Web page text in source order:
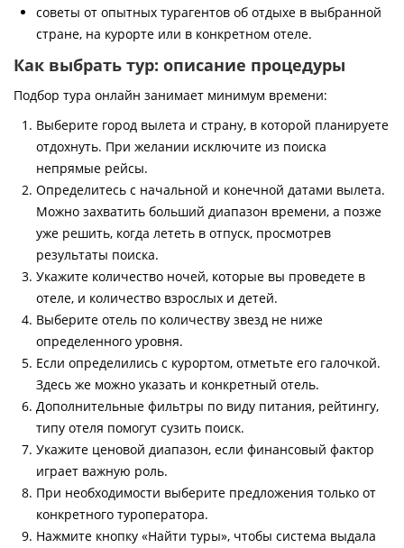
советы от опытных турагентов об отдыхе в выбранной
стране, на курорте или в конкретном отеле.
Как выбрать тур: описание процедуры
Подбор тура онлайн занимает минимум времени:
Выберите город вылета и страну, в которой планируете
отдохнуть. При желании исключите из поиска
непрямые рейсы.
Определитесь с начальной и конечной датами вылета.
Можно захватить больший диапазон времени, а позже
уже решить, когда лететь в отпуск, просмотрев
результаты поиска.
Укажите количество ночей, которые вы проведете в
отеле, и количество взрослых и детей.
Выберите отель по количеству звезд не ниже
определенного уровня.
Если определились с курортом, отметьте его галочкой.
Здесь же можно указать и конкретный отель.
Дополнительные фильтры по виду питания, рейтингу,
типу отеля помогут сузить поиск.
Укажите ценовой диапазон, если финансовый фактор
играет важную роль.
При необходимости выберите предложения только от
конкретного туроператора.
Нажмите кнопку «Найти туры», чтобы система выдала